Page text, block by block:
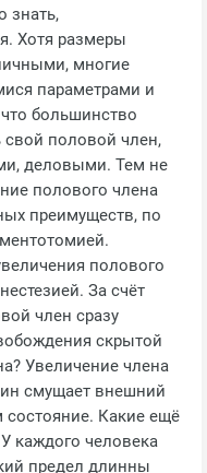
знать,
Хотя размеры
многие
параметрами и
большинство
свой половой член,
деловыми. Тем не
полового члена
преимуществ, по
полового
За счёт
член сразу
скрытой
Увеличение члена
смущает внешний
Какие ещё
каждого человека
предел длинны